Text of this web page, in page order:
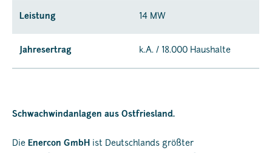
Leistung 14 MW
Jahresertrag k.A. / 18.000 Haushalte
Schwachwindanlagen aus Ostfriesland.
Die Enercon GmbH ist Deutschlands größter